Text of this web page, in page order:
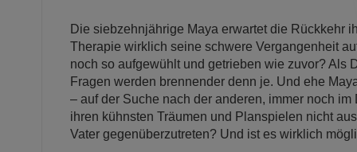
Die siebzehnjährige Maya erwartet die Rückkehr
Therapie wirklich seine schwere Vergangenheit
noch so aufgewühlt und getrieben wie zuvor? Als
Fragen werden brennender denn je. Und ehe
– auf der Suche nach der anderen, immer noch
ihren kühnsten Träumen und Planspielen nicht
Vater gegenüberzutreten? Und ist es wirklich